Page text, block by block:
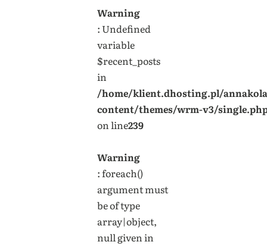
Warning
: Undefined
variable
$recent_posts
in
/home/klient.dhosting.pl/
content/themes/wrm-v3/
on line239
Warning
: foreach()
argument must
be of type
array|object,
null given in